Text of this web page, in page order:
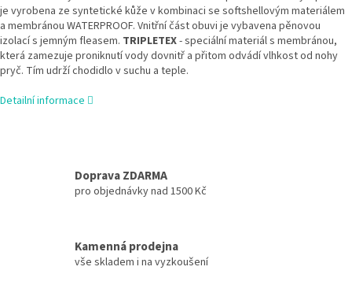
je vyrobena ze syntetické kůže v kombinaci se softshellovým materiálem
a membránou WATERPROOF. Vnitřní část obuvi je vybavena pěnovou
izolací s jemným fleasem. TRIPLETEX- speciální materiál s membránou,
která zamezuje proniknutí vody dovnitř a přitom odvádí vlhkost od nohy
pryč. Tím udrží chodidlo v suchu a teple.
Detailní informace
Doprava ZDARMA
pro objednávky nad 1500 Kč
Kamenná prodejna
vše skladem i na vyzkoušení